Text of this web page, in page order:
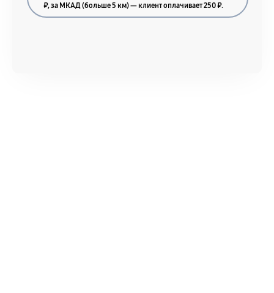
₽, за МКАД (больше 5 км) — клиент оплачивает 250 ₽.